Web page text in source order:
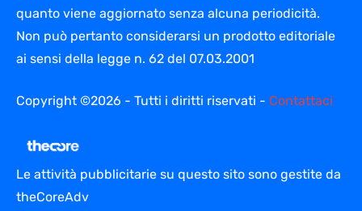
quanto viene aggiornato senza alcuna periodicità.
Non può pertanto considerarsi un prodotto editoriale
ai sensi della legge n. 62 del 07.03.2001
Copyright ©2026 - Tutti i diritti riservati - Contattaci
Le attività pubblicitarie su questo sito sono gestite da
theCoreAdv